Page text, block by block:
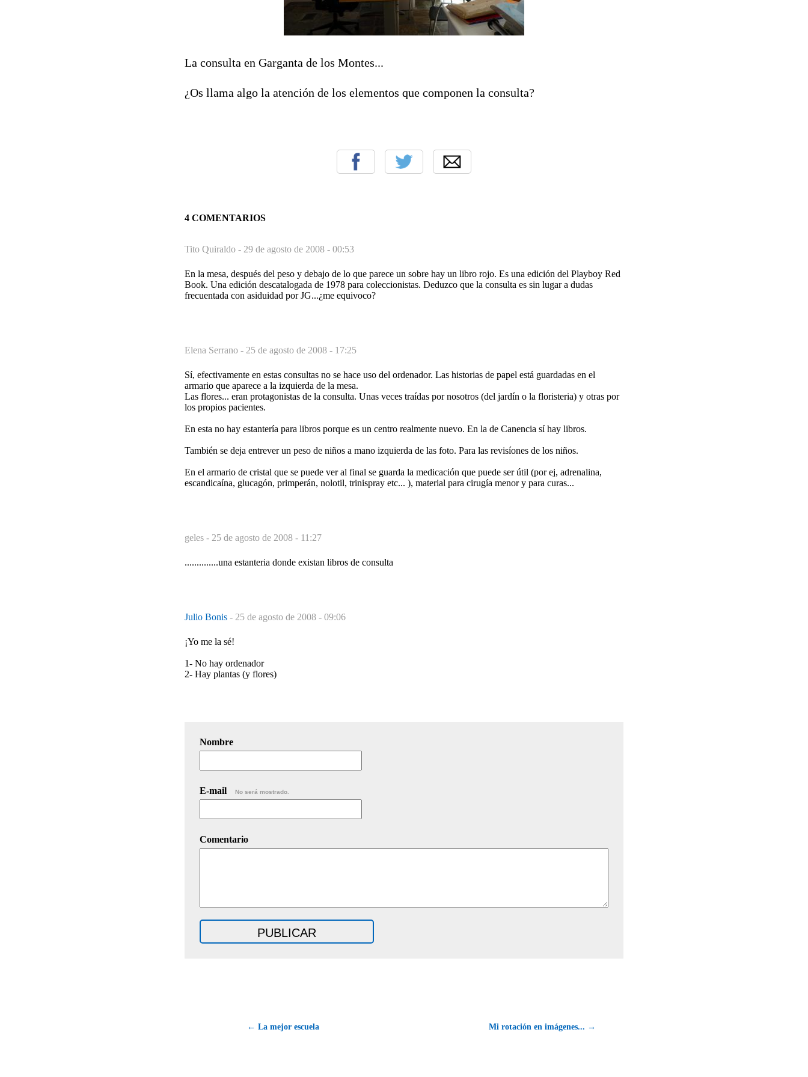
La consulta en Garganta de los Montes...
¿Os llama algo la atención de los elementos que componen la consulta?
4 COMENTARIOS
Tito Quiraldo - 29 de agosto de 2008 - 00:53
En la mesa, después del peso y debajo de lo que parece un sobre hay un libro rojo. Es una edición del Playboy Red
Book. Una edición descatalogada de 1978 para coleccionistas. Deduzco que la consulta es sin lugar a dudas
frecuentada con asiduidad por JG...¿me equivoco?
Elena Serrano - 25 de agosto de 2008 - 17:25
Sí, efectivamente en estas consultas no se hace uso del ordenador. Las historias de papel está guardadas en el
armario que aparece a la izquierda de la mesa.
Las flores... eran protagonistas de la consulta. Unas veces traídas por nosotros (del jardín o la floristeria) y otras por
los propios pacientes.
En esta no hay estantería para libros porque es un centro realmente nuevo. En la de Canencia sí hay libros.
También se deja entrever un peso de niños a mano izquierda de las foto. Para las revisíones de los niños.
En el armario de cristal que se puede ver al final se guarda la medicación que puede ser útil (por ej, adrenalina,
escandicaína, glucagón, primperán, nolotil, trinispray etc... ), material para cirugía menor y para curas...
geles - 25 de agosto de 2008 - 11:27
..............una estanteria donde existan libros de consulta
Julio Bonis - 25 de agosto de 2008 - 09:06
¡Yo me la sé!
1- No hay ordenador
2- Hay plantas (y flores)
Nombre
E-mail No será mostrado.
Comentario
← La mejor escuela Mi rotación en imágenes... →